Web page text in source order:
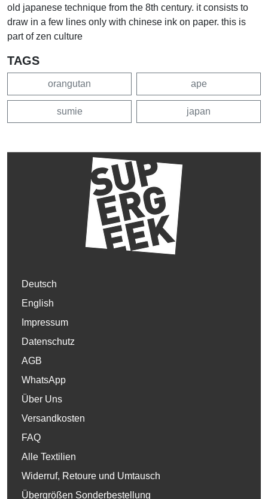
old japanese technique from the 8th century. it consists to
draw in a few lines only with chinese ink on paper. this is
part of zen culture
TAGS
orangutan ape
sumie japan
Deutsch
English
Impressum
Datenschutz
AGB
WhatsApp
Über Uns
Versandkosten
FAQ
Alle Textilien
Widerruf, Retoure und Umtausch
Übergrößen Sonderbestellung